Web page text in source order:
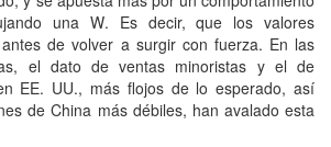
una W. Es decir, que los valores
de volver a surgir con fuerza. En las
el dato de ventas minoristas y el de
EE. UU., más flojos de lo esperado, así
de China más débiles, han avalado esta